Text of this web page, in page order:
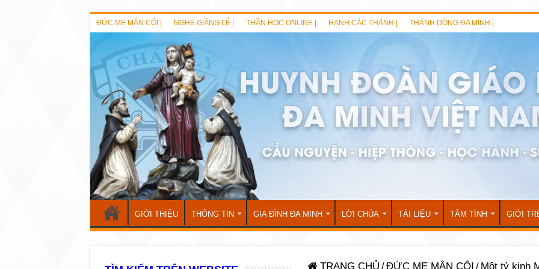
ĐỨC MẸ MÂN CÔI | NGHE GIẢNG LỄ | THẦN HỌC ONLINE | HẠNH CÁC THÁNH | THÁNH DÒNG ĐA MINH |
GIỚI THIỆU THÔNG TIN GIA ĐÌNH ĐA MINH LỜI CHÚA TÀI LIỆU TÂM TÌNH GIỚI
TRANG CHỦ /ĐỨC MẸ MÂN CÔI / Một tỷ kinh